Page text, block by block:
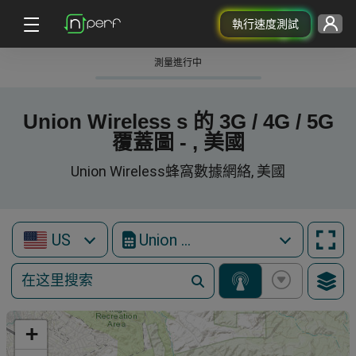
執行速度測試
測量進行中
Union Wireless s 的 3G / 4G / 5G
覆蓋圖 - , 美國
Union Wireless蜂窩數據網絡, 美國
US Union Wireless
+